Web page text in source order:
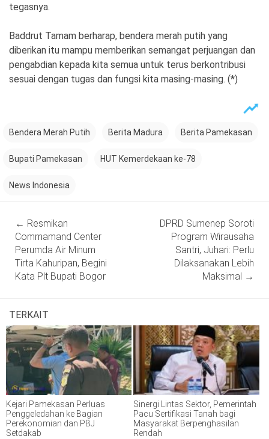
tegasnya.
Baddrut Tamam berharap, bendera merah putih yang
diberikan itu mampu memberikan semangat perjuangan dan
pengabdian kepada kita semua untuk terus berkontribusi
sesuai dengan tugas dan fungsi kita masing-masing. (*)
Bendera Merah Putih Berita Madura Berita Pamekasan
Bupati Pamekasan HUT Kemerdekaan ke-78
News Indonesia
navigation
← Resmikan
Commamand Center
Perumda Air Minum
Tirta Kahuripan, Begini
Kata Plt Bupati Bogor
DPRD Sumenep Soroti
Program Wirausaha
Santri, Juhari: Perlu
Dilaksanakan Lebih
Maksimal →
TERKAIT
Kejari Pamekasan Perluas
Penggeledahan ke Bagian
Perekonomian dan PBJ
Setdakab
Sinergi Lintas Sektor, Pemerintah
Pacu Sertifikasi Tanah bagi
Masyarakat Berpenghasilan
Rendah